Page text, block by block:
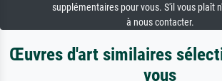
supplémentaires pour vous. S'il vous plaît
à nous contacter.
Œuvres d'art similaires
vous